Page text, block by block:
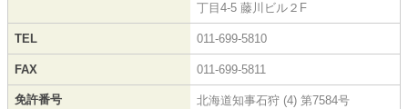
丁目4-5 藤川ビル２F
TEL 011-699-5810
FAX 011-699-5811
免許番号 北海道知事石狩 (4) 第7584号